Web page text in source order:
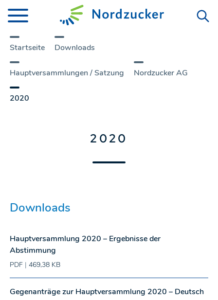
Startseite Downloads
Hauptversammlungen / Satzung Nordzucker AG
2020
2020
Downloads
Hauptversammlung 2020 – Ergebnisse der
Abstimmung
PDF | 469,38 KB
Gegenanträge zur Hauptversammlung 2020 – Deutsch